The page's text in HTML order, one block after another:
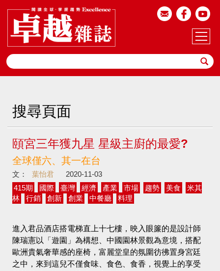
搜尋頁面
頤宮三年獲九星 星級主廚的最愛?
全球僅六、其一在台
文： 葉怡君
2020-11-03
415期
國際 臺灣 經濟 產業 市場 趨勢 美食
米其
林
行銷 創新 創業 中餐廳 料理
進入君品酒店搭電梯直上十七樓，映入眼簾的是設計師
陳瑞憲以「遊園」為構想、中國園林景觀為意境，搭配
歐洲貴氣奢華感的座椅，富麗堂皇的氛圍彷彿置身宮廷
之中，來到這兒不僅食味、食色、食香，視覺上的享受